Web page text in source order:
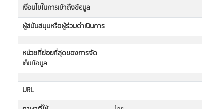
เงื่อนไขในการเข้าถึงข้อมูล
ผู้สนับสนุนหรือผู้ร่วมดำเนินการ
หน่วยที่ย่อยที่สุดของการจัด
เก็บข้อมูล
URL